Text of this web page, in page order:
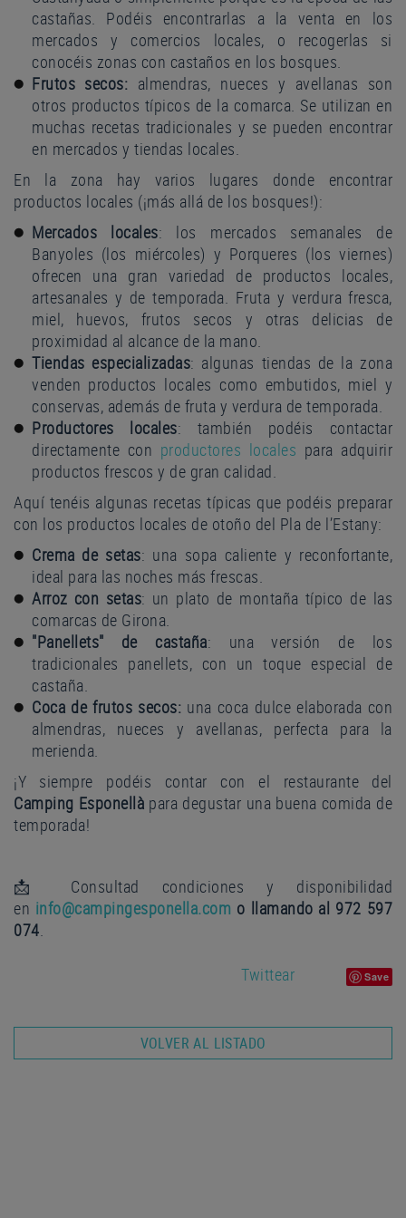
castañas. Podéis encontrarlas a la venta en los
mercados y comercios locales, o recogerlas si
conocéis zonas con castaños en los bosques.
Frutos secos: almendras, nueces y avellanas son
otros productos típicos de la comarca. Se utilizan en
muchas recetas tradicionales y se pueden encontrar
en mercados y tiendas locales.
En la zona hay varios lugares donde encontrar
productos locales (¡más allá de los bosques!):
Mercados locales: los mercados semanales de
Banyoles (los miércoles) y Porqueres (los viernes)
ofrecen una gran variedad de productos locales,
artesanales y de temporada. Fruta y verdura fresca,
miel, huevos, frutos secos y otras delicias de
proximidad al alcance de la mano.
Tiendas especializadas: algunas tiendas de la zona
venden productos locales como embutidos, miel y
conservas, además de fruta y verdura de temporada.
Productores locales: también podéis contactar
directamente con productores locales para adquirir
productos frescos y de gran calidad.
Aquí tenéis algunas recetas típicas que podéis preparar
con los productos locales de otoño del Pla de l’Estany:
Crema de setas: una sopa caliente y reconfortante,
ideal para las noches más frescas.
Arroz con setas: un plato de montaña típico de las
comarcas de Girona.
"Panellets" de castaña: una versión de los
tradicionales panellets, con un toque especial de
castaña.
Coca de frutos secos: una coca dulce elaborada con
almendras, nueces y avellanas, perfecta para la
merienda.
¡Y siempre podéis contar con el restaurante del
Camping Esponellà para degustar una buena comida de
temporada!
📩 Consultad condiciones y disponibilidad
en info@campingesponella.com o llamando al 972 597
074.
Twittear Save
VOLVER AL LISTADO